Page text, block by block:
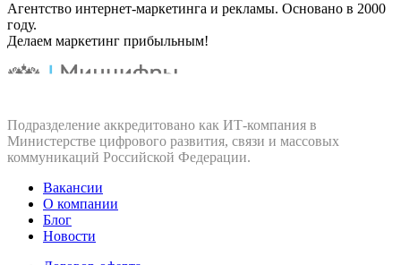
Агентство интернет-маркетинга и рекламы. Основано в 2000
году.
Делаем маркетинг прибыльным!
Подразделение аккредитовано как ИТ‑компания в
Министерстве цифрового развития, связи и массовых
коммуникаций Российской Федерации.
Вакансии
О компании
Блог
Новости